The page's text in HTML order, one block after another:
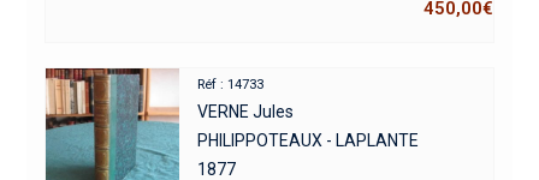
450,00€
Réf : 14733
VERNE Jules
PHILIPPOTEAUX - LAPLANTE
1877